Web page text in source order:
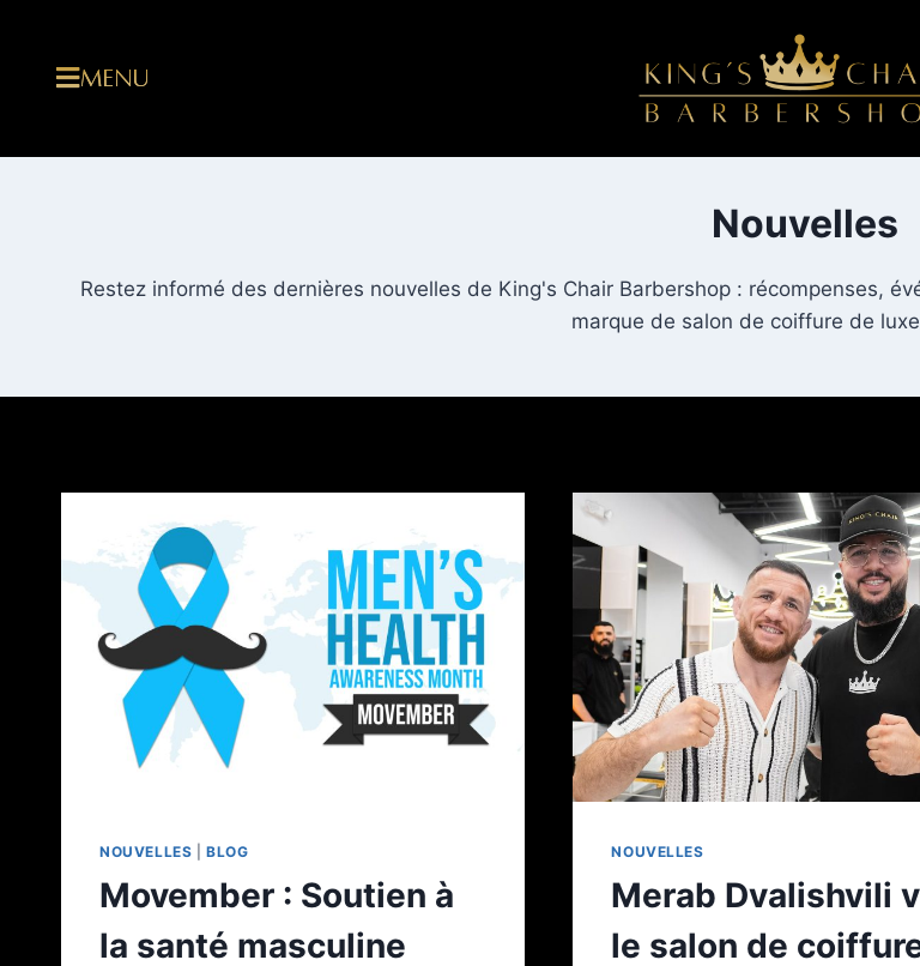
MENU
Nouvelles
Restez informé des dernières nouvelles de King's Chair Barbershop : récompenses,
marque de salon de coiffure de
NOUVELLES |BLOG
Movember : Soutien à
la santé masculine
NOUVELLES
Merab Dvalishvili
le salon de